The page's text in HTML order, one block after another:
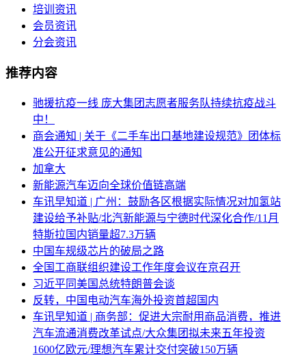
培训资讯
会员资讯
分会资讯
推荐内容
驰援抗疫一线 庞大集团志愿者服务队持续抗疫战斗
中！
商会通知 | 关于《二手车出口基地建设规范》团体标
准公开征求意见的通知
加拿大
新能源汽车迈向全球价值链高端
车讯早知道 | 广州：鼓励各区根据实际情况对加氢站
建设给予补贴/北汽新能源与宁德时代深化合作/11月
特斯拉国内销量超7.3万辆
中国车规级芯片的破局之路
全国工商联组织建设工作年度会议在京召开
习近平同美国总统特朗普会谈
反转，中国电动汽车海外投资首超国内
车讯早知道 | 商务部：促进大宗耐用商品消费，推进
汽车流通消费改革试点/大众集团拟未来五年投资
1600亿欧元/理想汽车累计交付突破150万辆